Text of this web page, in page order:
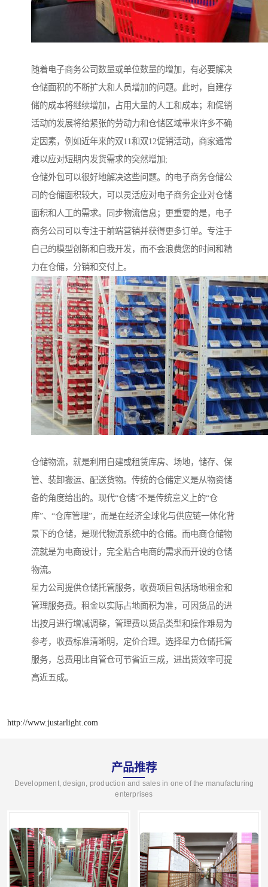
随着电子商务公司数量或单位数量的增加，有必要解决
仓储面积的不断扩大和人员增加的问题。此时，自建存
储的成本将继续增加，占用大量的人工和成本；和促销
活动的发展将给紧张的劳动力和仓储区域带来许多不确
定因素，例如近年来的双11和双12促销活动，商家通常
难以应对短期内发货需求的突然增加;
仓储外包可以很好地解决这些问题。的电子商务仓储公
司的仓储面积较大，可以灵活应对电子商务企业对仓储
面积和人工的需求。同步物流信息；更重要的是，电子
商务公司可以专注于前端营销并获得更多订单。专注于
自己的模型创新和自我开发，而不会浪费您的时间和精
力在仓储，分销和交付上。
仓储物流，就是利用自建或租赁库房、场地，储存、保
管、装卸搬运、配送货物。传统的仓储定义是从物资储
备的角度给出的。现代“仓储”不是传统意义上的“仓
库”、“仓库管理”，而是在经济全球化与供应链一体化背
景下的仓储，是现代物流系统中的仓储。而电商仓储物
流就是为电商设计，完全贴合电商的需求而开设的仓储
物流。
星力公司提供仓储托管服务，收费项目包括场地租金和
管理服务费。租金以实际占地面积为准，可因货品的进
出按月进行增减调整，管理费以货品类型和操作难易为
参考，收费标准清晰明，定价合理。选择星力仓储托管
服务，总费用比自管仓可节省近三成，进出货效率可提
高近五成。
http://www.justarlight.com
产品推荐
Development, design, production and sales in one of the manufacturing
enterprises